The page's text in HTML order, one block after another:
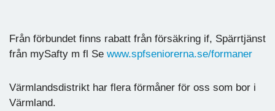
Från förbundet finns rabatt från försäkring if, Spärrtjänst
från mySafty m fl Se www.spfseniorerna.se/formaner
Värmlandsdistrikt har flera förmåner för oss som bor i
Värmland.